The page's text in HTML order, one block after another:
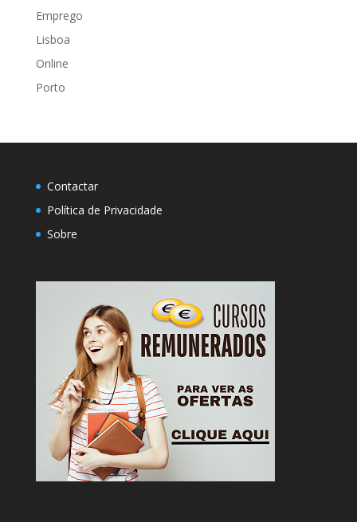
Emprego
Lisboa
Online
Porto
Contactar
Política de Privacidade
Sobre